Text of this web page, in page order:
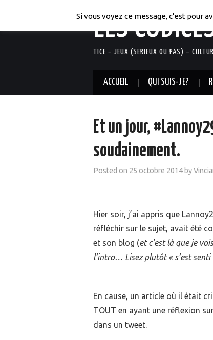
LES
TICE – JEUX (SERIEUX OU PAS) –
ACCUEIL QUI SUIS-JE?
Et un jour,
soudainement.
Posted on 25 octobre 2014 by
Hier soir, j’ai appris que
réfléchir sur le sujet, avait été
et son blog (et c’est là que je
l’intro… Lisez plutôt « s’est
En cause, un article où il était
TOUT en ayant une réflexion
dans un tweet.
Si vous voyez ce message, c'est pour